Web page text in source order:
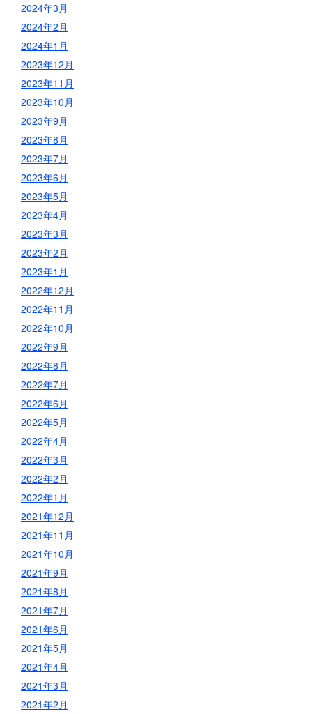
2024年3月
2024年2月
2024年1月
2023年12月
2023年11月
2023年10月
2023年9月
2023年8月
2023年7月
2023年6月
2023年5月
2023年4月
2023年3月
2023年2月
2023年1月
2022年12月
2022年11月
2022年10月
2022年9月
2022年8月
2022年7月
2022年6月
2022年5月
2022年4月
2022年3月
2022年2月
2022年1月
2021年12月
2021年11月
2021年10月
2021年9月
2021年8月
2021年7月
2021年6月
2021年5月
2021年4月
2021年3月
2021年2月